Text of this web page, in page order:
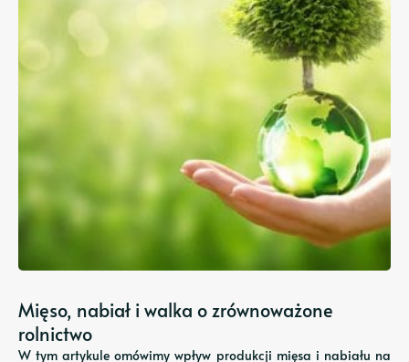
Mięso, nabiał i walka o zrównoważone
rolnictwo
W tym artykule omówimy wpływ produkcji mięsa i nabiału na